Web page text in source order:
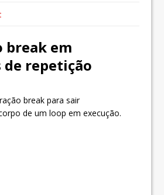
break em
repetição
break para sair
de um loop em execução.